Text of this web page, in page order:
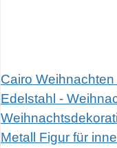
Cairo
Edelstahl -
Metall Figur für